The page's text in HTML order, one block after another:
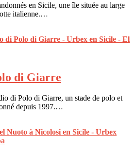
en Sicile, une île située au large
italienne.…
di Giarre
di Polo di Giarre, un stade de polo et
depuis 1997.…